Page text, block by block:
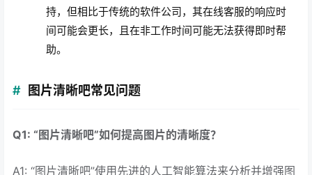
持，但相比于传统的软件公司，其在线客服的响应时
间可能会更长，且在非工作时间可能无法获得即时帮
助。
图片清晰吧常见问题
Q1: “图片清晰吧”如何提高图片的清晰度？
A1: “图片清晰吧”使用先进的人工智能算法来分析并增强图